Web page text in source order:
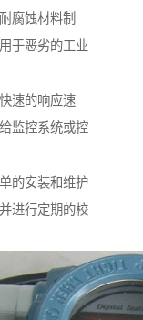
腐蚀材料制
于恶劣的工业
速的响应速
监控系统或控
的安装和维护
进行定期的校